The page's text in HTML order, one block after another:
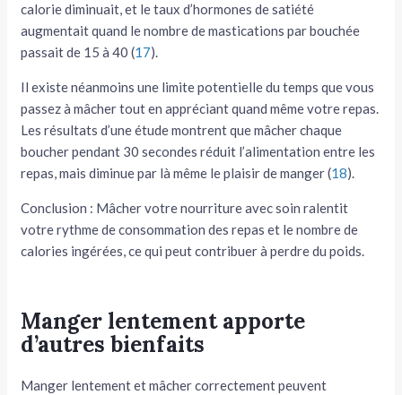
calorie diminuait, et le taux d’hormones de satiété
augmentait quand le nombre de mastications par bouchée
passait de 15 à 40 (17).
Il existe néanmoins une limite potentielle du temps que vous
passez à mâcher tout en appréciant quand même votre repas.
Les résultats d’une étude montrent que mâcher chaque
boucher pendant 30 secondes réduit l’alimentation entre les
repas, mais diminue par là même le plaisir de manger (18).
Conclusion : Mâcher votre nourriture avec soin ralentit
votre rythme de consommation des repas et le nombre de
calories ingérées, ce qui peut contribuer à perdre du poids.
Manger lentement apporte
d’autres bienfaits
Manger lentement et mâcher correctement peuvent